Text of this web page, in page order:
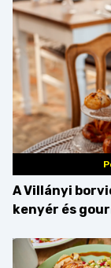
A Villányi
kenyér és